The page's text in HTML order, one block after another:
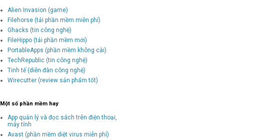
Alien Invasion (game)
Filehorse (tải phần mềm miễn phí)
Ghacks (tin công nghệ)
FileHippo (tải phần mềm mới)
PortableApps (phần mềm không cài)
TechRepublic (tin công nghệ)
Tinh tế (diễn đàn công nghệ)
Wirecutter (review sản phẩm tốt)
Một số phần mềm hay
App quản lý và đọc sách trên điện thoại,
máy tính
Avast (phần mềm diệt virus miễn phí)